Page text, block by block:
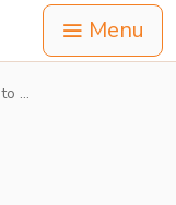
Menu
…